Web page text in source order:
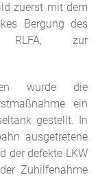
zuerst mit dem
Bergung des
zur
wurde die
ein
gestellt. In
ausgetretene
der defekte LKW
Zuhilfenahme